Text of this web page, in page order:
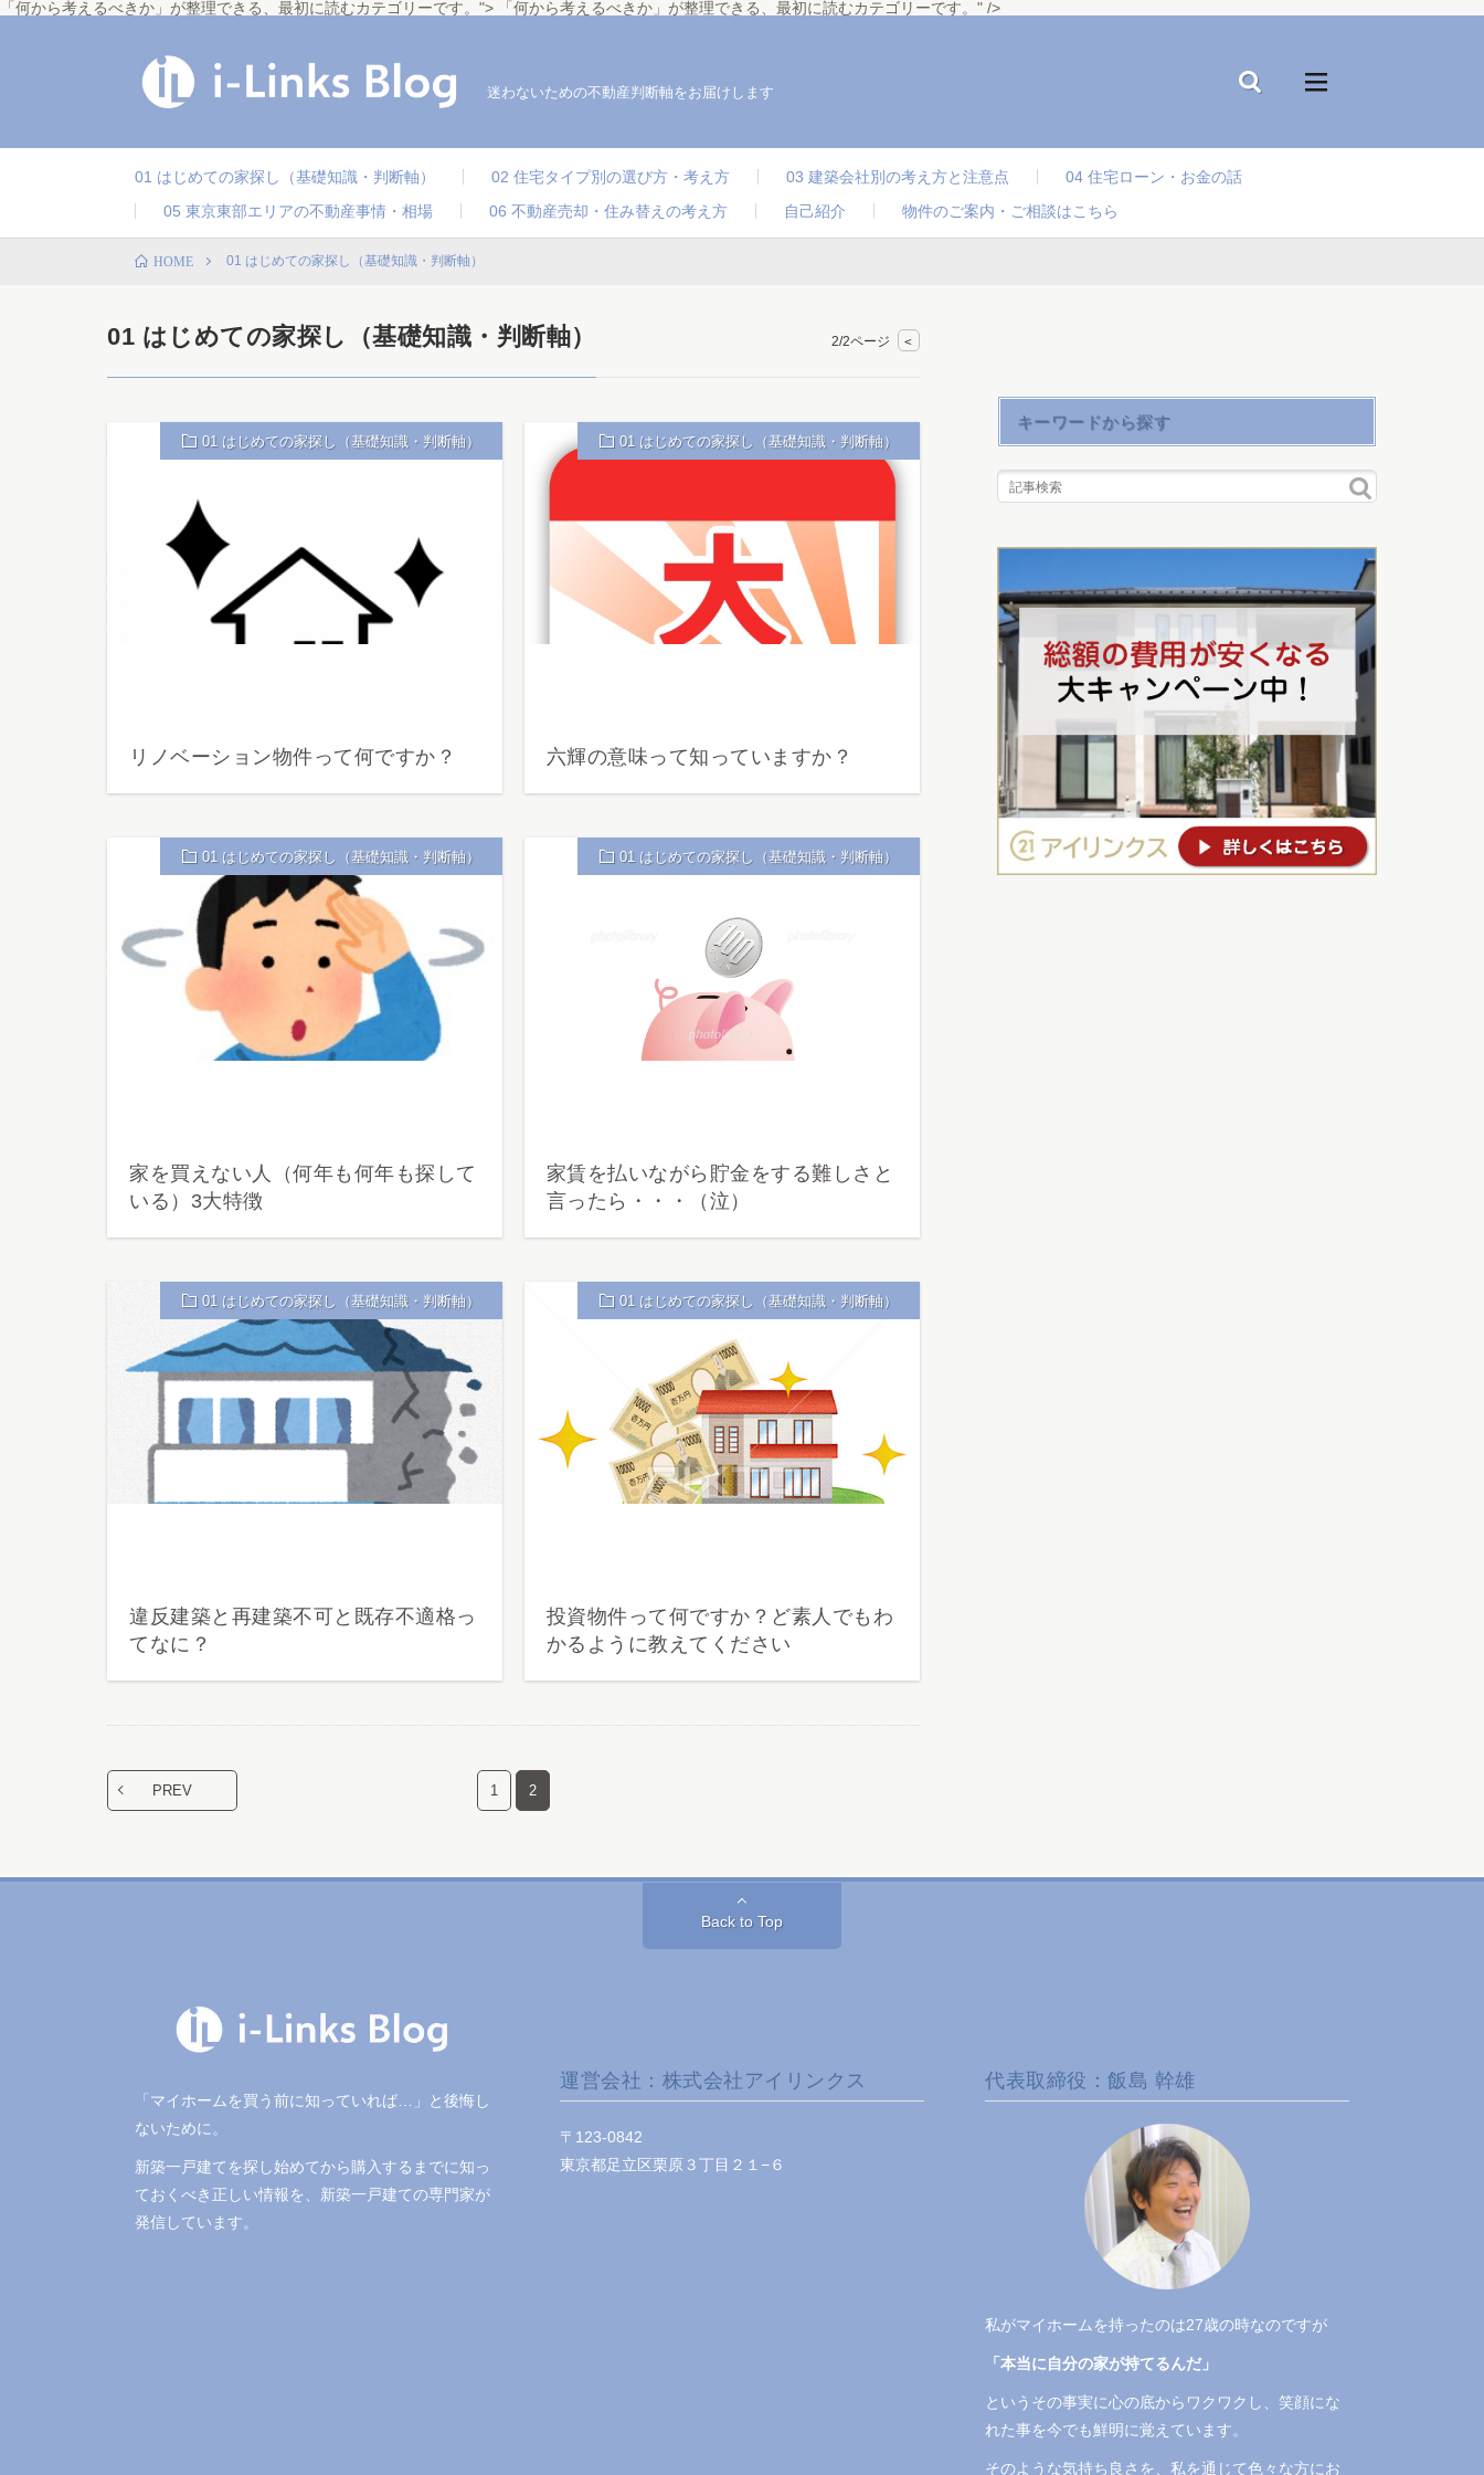
「何から考えるべきか」が整理できる、最初に読むカテゴリーです。"> 「何から考えるべきか」が整理できる、最初に読むカテゴリーです。" />
迷わないための不動産判断軸をお届けします
01 はじめての家探し（基礎知識・判断軸） 02 住宅タイプ別の選び方・考え方 03 建築会社別の考え方と注意点
04 住宅ローン・お金の話
05 東京東部エリアの不動産事情・相場
06 不動産売却・住み替えの考え方 自己紹介 物件のご案内・ご相談はこちら
HOME 01 はじめての家探し（基礎知識・判断軸）
01 はじめての家探し（基礎知識・判断軸） 2/2ページ <
01 はじめての家探し（基礎知識・判断軸）
リノベーション物件って何ですか？
01 はじめての家探し（基礎知識・判断軸）
六輝の意味って知っていますか？
01 はじめての家探し（基礎知識・判断軸）
家を買えない人（何年も何年も探して
いる）3大特徴
01 はじめての家探し（基礎知識・判断軸）
家賃を払いながら貯金をする難しさと
言ったら・・・（泣）
01 はじめての家探し（基礎知識・判断軸）
違反建築と再建築不可と既存不適格っ
てなに？
01 はじめての家探し（基礎知識・判断軸）
投資物件って何ですか？ど素人でもわ
かるように教えてください
PREV 1 2
キーワードから探す
Back to Top
「マイホームを買う前に知っていれば…」と後悔し
ないために。
新築一戸建てを探し始めてから購入するまでに知っ
ておくべき正しい情報を、新築一戸建ての専門家が
発信しています。
運営会社：株式会社アイリンクス
〒123-0842
東京都足立区栗原３丁目２１−６
代表取締役：飯島 幹雄
私がマイホームを持ったのは27歳の時なのですが
「本当に自分の家が持てるんだ」
というその事実に心の底からワクワクし、笑顔にな
れた事を今でも鮮明に覚えています。
そのような気持ち良さを、私を通じて色々な方にお